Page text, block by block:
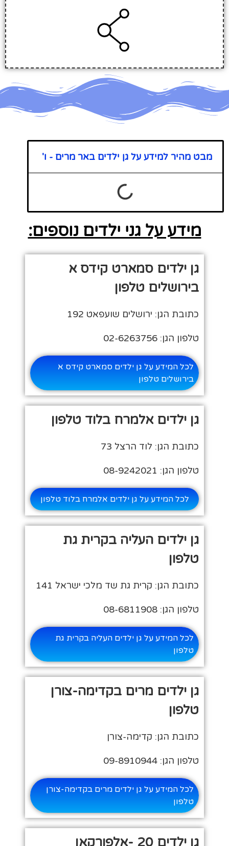
מבט מהיר למידע על גן ילדים באר מרים - ו'
מידע על גני ילדים נוספים:
גן ילדים סמארט קידס א
בירושלים טלפון
כתובת הגן: ירושלים שועפאט 192
טלפון הגן: 02-6263756
לכל המידע על גן ילדים סמארט קידס א
בירושלים טלפון
גן ילדים אלמרח בלוד טלפון
כתובת הגן: לוד הרצל 73
טלפון הגן: 08-9242021
לכל המידע על גן ילדים אלמרח בלוד טלפון
גן ילדים העליה בקרית גת
טלפון
כתובת הגן: קרית גת שד מלכי ישראל 141
טלפון הגן: 08-6811908
לכל המידע על גן ילדים העליה בקרית גת
טלפון
גן ילדים מרים בקדימה-צורן
טלפון
כתובת הגן: קדימה-צורן
טלפון הגן: 09-8910944
לכל המידע על גן ילדים מרים בקדימה-צורן
טלפון
גן ילדים 20 -אלפורקאן